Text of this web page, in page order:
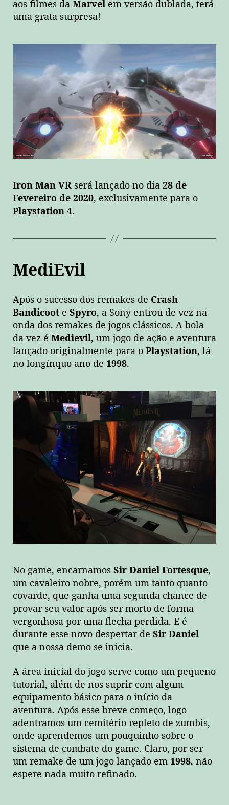
aos filmes da Marvel em versão dublada, terá
uma grata surpresa!
Iron Man VR será lançado no dia 28 de
Fevereiro de 2020, exclusivamente para o
Playstation 4.
MediEvil
Após o sucesso dos remakes de Crash
Bandicoot e Spyro, a Sony entrou de vez na
onda dos remakes de jogos clássicos. A bola
da vez é Medievil, um jogo de ação e aventura
lançado originalmente para o Playstation, lá
no longínquo ano de 1998.
No game, encarnamos Sir Daniel Fortesque,
um cavaleiro nobre, porém um tanto quanto
covarde, que ganha uma segunda chance de
provar seu valor após ser morto de forma
vergonhosa por uma flecha perdida. E é
durante esse novo despertar de Sir Daniel
que a nossa demo se inicia.
A área inicial do jogo serve como um pequeno
tutorial, além de nos suprir com algum
equipamento básico para o início da
aventura. Após esse breve começo, logo
adentramos um cemitério repleto de zumbis,
onde aprendemos um pouquinho sobre o
sistema de combate do game. Claro, por ser
um remake de um jogo lançado em 1998, não
espere nada muito refinado.